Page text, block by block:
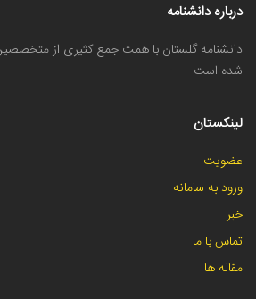
درباره دانشنامه
دانشنامه گلستان با همت جمع کثیری از
شده است
لینکستان
عضویت
ورود به سامانه
خبر
تماس با ما
مقاله ها